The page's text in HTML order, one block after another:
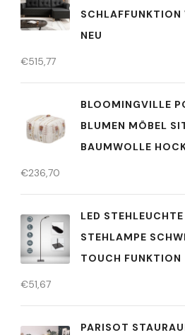
NEU
€515,77
BLOOMINGVILLE
LUMEN MÖBEL
AUMWOLLE
€236,70
LED
STEHLAMPE
TOUCH FUNKTION
€51,67
PARISOT